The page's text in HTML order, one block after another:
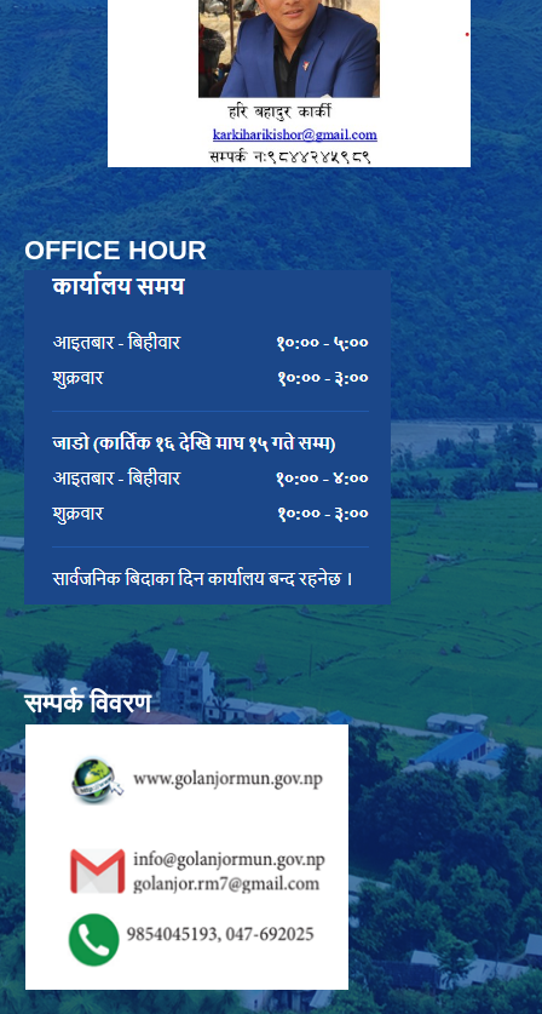
OFFICE HOUR
सम्पर्क विवरण